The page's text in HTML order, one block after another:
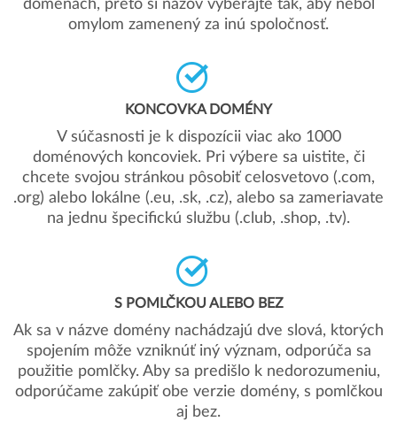
doménach, preto si názov vyberajte tak, aby nebol
omylom zamenený za inú spoločnosť.
KONCOVKA DOMÉNY
V súčasnosti je k dispozícii viac ako 1000
doménových koncoviek. Pri výbere sa uistite, či
chcete svojou stránkou pôsobiť celosvetovo (.com,
.org) alebo lokálne (.eu, .sk, .cz), alebo sa zameriavate
na jednu špecifickú službu (.club, .shop, .tv).
S POMLČKOU ALEBO BEZ
Ak sa v názve domény nachádzajú dve slová, ktorých
spojením môže vzniknúť iný význam, odporúča sa
použitie pomlčky. Aby sa predišlo k nedorozumeniu,
odporúčame zakúpiť obe verzie domény, s pomlčkou
aj bez.